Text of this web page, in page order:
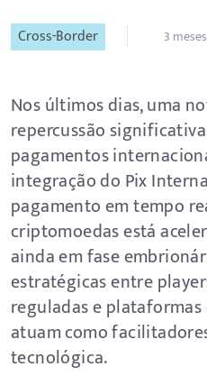
Cross-Border 3
Nos últimos dias, uma
repercussão
pagamentos
integração do Pix
pagamento em tempo
criptomoedas está
ainda em fase
estratégicas entre
reguladas e plataformas
atuam como
tecnológica.